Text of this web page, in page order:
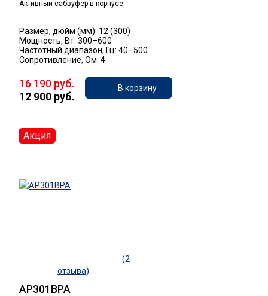
Активный сабвуфер в корпусе
Размер, дюйм (мм): 12 (300)
Мощность, Вт: 300–600
Частотный диапазон, Гц: 40–500
Сопротивление, Ом: 4
16 190 руб.
12 900 руб.
В корзину
(2
отзыва)
AP301BPA
Акция